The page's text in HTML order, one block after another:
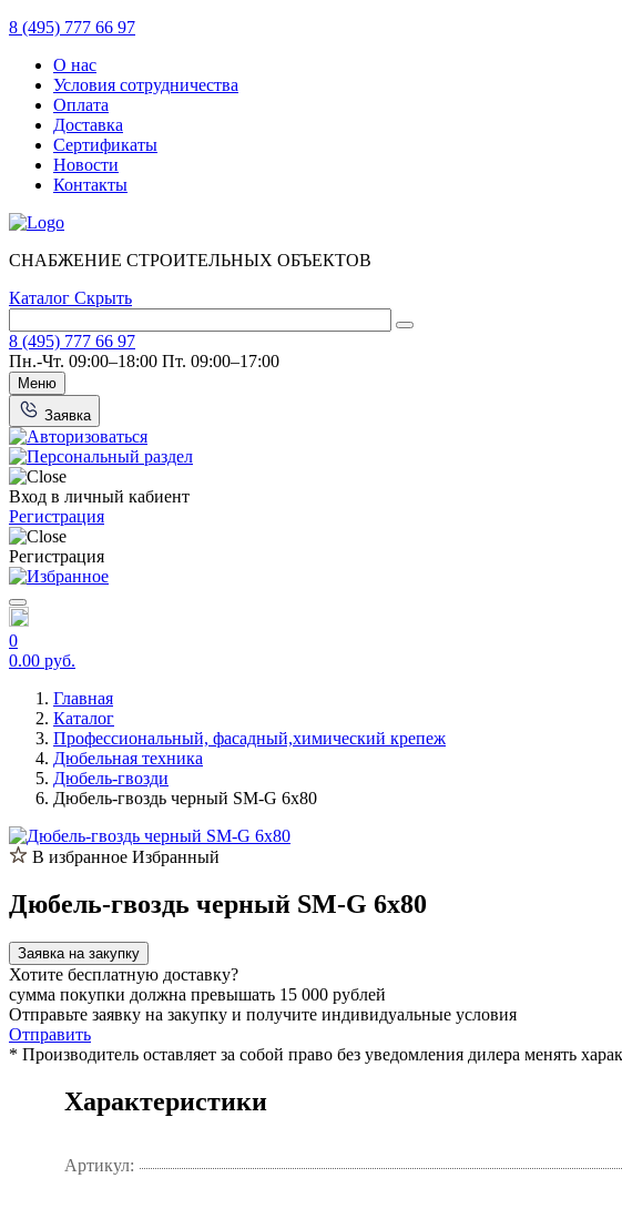
8 (495) 777 66 97
О нас
Условия сотрудничества
Оплата
Доставка
Сертификаты
Новости
Контакты
СНАБЖЕНИЕ СТРОИТЕЛЬНЫХ ОБЪЕКТОВ
Каталог Скрыть
8 (495) 777 66 97
Пн.-Чт. 09:00–18:00 Пт. 09:00–17:00
Меню
Заявка
Вход в личный кабиент
Регистрация
Регистрация
0
0.00 руб.
Главная
Каталог
Профессиональный, фасадный,химический крепеж
Дюбельная техника
Дюбель-гвозди
Дюбель-гвоздь черный SM-G 6x80
В избранное Избранный
Дюбель-гвоздь черный SM-G 6x80
Заявка на закупку
Хотите бесплатную доставку?
сумма покупки должна превышать 15 000 рублей
Отправьте заявку на закупку и получите индивидуальные условия
Отправить
* Производитель оставляет за собой право без уведомления дилера менять
Характеристики
Артикул: